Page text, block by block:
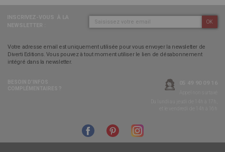
OK
Votre adresse email est uniquement utilisée pour vous envoyer la newsletter de
Diverti Editions. Vous pouvez à tout moment utiliser le lien de désabonnement
intégré dans la newsletter.